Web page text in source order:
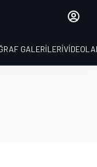
GALERILERI